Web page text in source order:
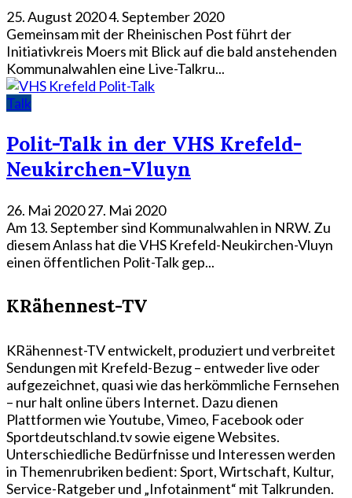
25. August 20204. September 2020
Gemeinsam mit der Rheinischen Post führt der
Initiativkreis Moers mit Blick auf die bald anstehenden
Kommunalwahlen eine Live-Talkru...
Talk
Polit-Talk in der VHS Krefeld-
Neukirchen-Vluyn
26. Mai 202027. Mai 2020
Am 13. September sind Kommunalwahlen in NRW. Zu
diesem Anlass hat die VHS Krefeld-Neukirchen-Vluyn
einen öffentlichen Polit-Talk gep...
KRähennest-TV
KRähennest-TV entwickelt, produziert und verbreitet
Sendungen mit Krefeld-Bezug – entweder live oder
aufgezeichnet, quasi wie das herkömmliche Fernsehen
– nur halt online übers Internet. Dazu dienen
Plattformen wie Youtube, Vimeo, Facebook oder
Sportdeutschland.tv sowie eigene Websites.
Unterschiedliche Bedürfnisse und Interessen werden
in Themenrubriken bedient: Sport, Wirtschaft, Kultur,
Service-Ratgeber und „Infotainment“ mit Talkrunden.